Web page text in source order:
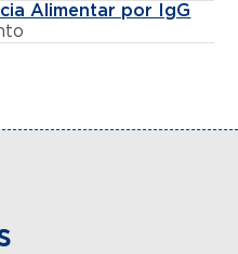
Alimentar por IgG